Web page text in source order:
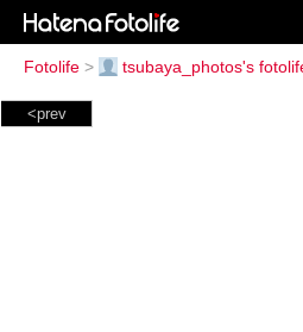
Fotolife > tsubaya_photos's
<prev